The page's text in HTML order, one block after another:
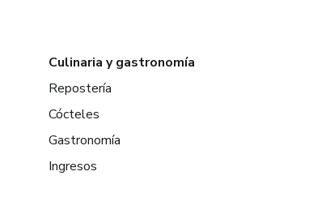
Culinaria y gastronomía
Repostería
Cócteles
Gastronomía
Ingresos